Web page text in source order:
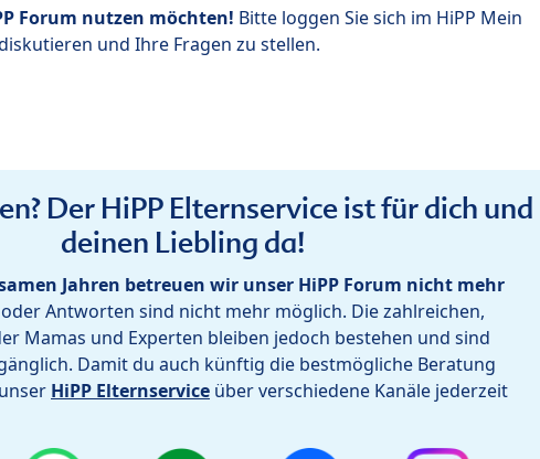
Forum nutzen möchten! Bitte loggen Sie sich im HiPP Mein
und Ihre Fragen zu stellen.
Der HiPP Elternservice ist für dich und
deinen Liebling da!
Jahren betreuen wir unser HiPP Forum nicht mehr
Antworten sind nicht mehr möglich. Die zahlreichen,
Mamas und Experten bleiben jedoch bestehen und sind
Damit du auch künftig die bestmögliche Beratung
HiPP Elternservice über verschiedene Kanäle jederzeit